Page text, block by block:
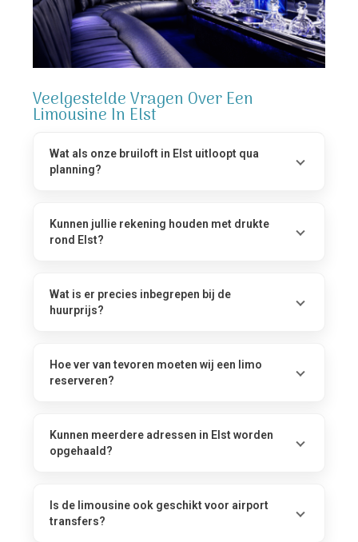
Veelgestelde Vragen Over Een
Limousine In Elst
Wat als onze bruiloft in Elst uitloopt qua
planning?
Kunnen jullie rekening houden met drukte
rond Elst?
Wat is er precies inbegrepen bij de
huurprijs?
Hoe ver van tevoren moeten wij een limo
reserveren?
Kunnen meerdere adressen in Elst worden
opgehaald?
Is de limousine ook geschikt voor airport
transfers?